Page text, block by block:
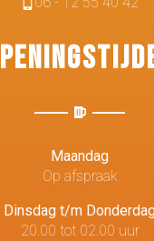
Maandag
Op afspraak
Dinsdag t/m
20.00 tot 02.00 uur